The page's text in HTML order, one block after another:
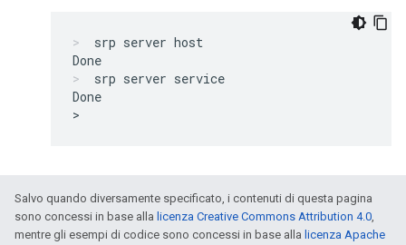
srp server host
srp server service
Done
Salvo quando diversamente specificato, i contenuti di questa pagina
sono concessi in base alla licenza Creative Commons Attribution 4.0,
mentre gli esempi di codice sono concessi in base alla licenza Apache